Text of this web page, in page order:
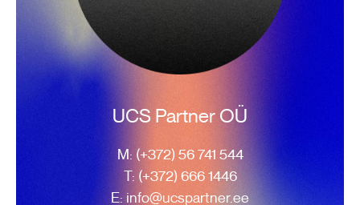
UCS Partner OÜ
M: (+372) 56 741 544
T: (+372) 666 1446
E: info@ucspartner.ee